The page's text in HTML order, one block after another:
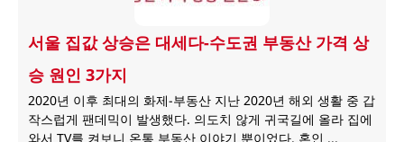
서울 집값 상승은 대세다-수도권 부동산 가격 상
승 원인 3가지
2020년 이후 최대의 화제-부동산 지난 2020년 해외 생활 중 갑
작스럽게 팬데믹이 발생했다. 의도치 않게 귀국길에 올라 집에
와서 TV를 켜보니 온통 부동산 이야기 뿐이었다. 혼인 ...